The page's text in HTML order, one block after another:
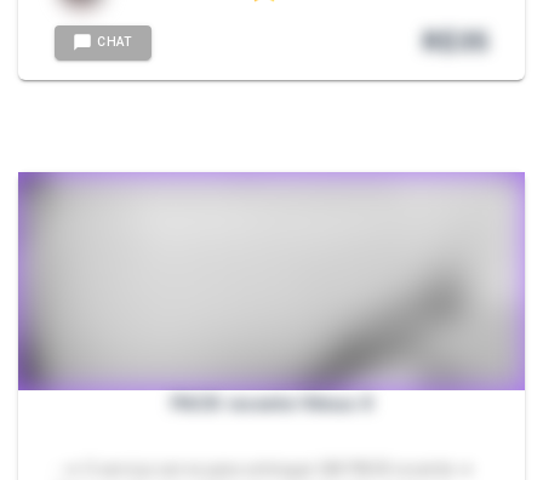
CHAT R$35
PACK recente Vênus II